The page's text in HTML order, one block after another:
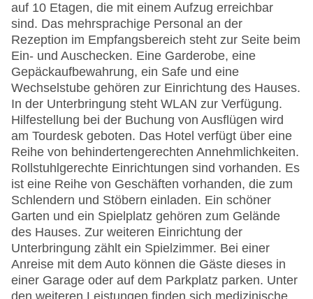
auf 10 Etagen, die mit einem Aufzug erreichbar
sind. Das mehrsprachige Personal an der
Rezeption im Empfangsbereich steht zur Seite beim
Ein- und Auschecken. Eine Garderobe, eine
Gepäckaufbewahrung, ein Safe und eine
Wechselstube gehören zur Einrichtung des Hauses.
In der Unterbringung steht WLAN zur Verfügung.
Hilfestellung bei der Buchung von Ausflügen wird
am Tourdesk geboten. Das Hotel verfügt über eine
Reihe von behindertengerechten Annehmlichkeiten.
Rollstuhlgerechte Einrichtungen sind vorhanden. Es
ist eine Reihe von Geschäften vorhanden, die zum
Schlendern und Stöbern einladen. Ein schöner
Garten und ein Spielplatz gehören zum Gelände
des Hauses. Zur weiteren Einrichtung der
Unterbringung zählt ein Spielzimmer. Bei einer
Anreise mit dem Auto können die Gäste dieses in
einer Garage oder auf dem Parkplatz parken. Unter